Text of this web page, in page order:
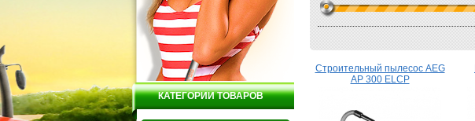
Строительный пылесос AEG
AP 300 ELCP
КАТЕГОРИИ ТОВАРОВ